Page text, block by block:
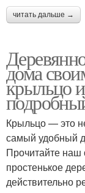
читать дальше →
дома
крыльцо
Крыльцо — это
самый удобный
Прочитайте наш
простенькое
действительно